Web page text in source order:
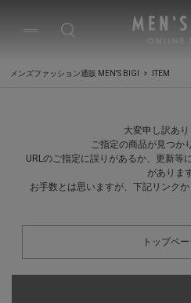
メンズファッション通販 MEN'S BIGI ITEM
大変申し訳あり
ご指定の商品が見つか
URLのご指定に誤りがあるか、更新等
がありま
お手数とは思いますが、下記リンク
トップペ